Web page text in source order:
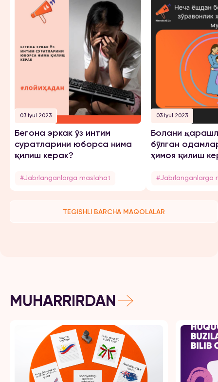
03 Iyul 2023
Бегона эркак ўз интим
суратларини юборса нима
қилиш керак?
#Jabrlanganlarga maslahat
03 Iyul 2023
Болани
бўлган
ҳимоя қилиш
#Jabrlanganlarga
TEGISHLI BARCHA MAQOLALAR
MUHARRIRDAN